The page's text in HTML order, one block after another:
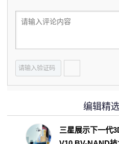
编辑精
三星展示下一代